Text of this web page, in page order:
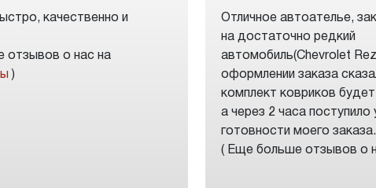
качественно и
отзывов о нас на
)
Отличное автоателье,
на достаточно редкий
автомобиль(Chevrolet
оформлении заказа
комплект ковриков
а через 2 часа
готовности моего заказа.
( Еще больше отзывов о